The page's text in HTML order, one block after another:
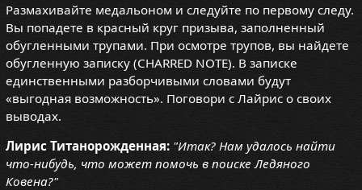
Размахивайте медальоном и следуйте по первому следу.
Вы попадете в красный круг призыва, заполненный
обугленными трупами. При осмотре трупов, вы найдете
обугленную записку (CHARRED NOTE). В записке
единственными разборчивыми словами будут
«выгодная возможность». Поговори с Лайрис о своих
выводах.
Лирис Титанорожденная: "Итак? Нам удалось найти
что-нибудь, что может помочь в поиске Ледяного
Ковена?"